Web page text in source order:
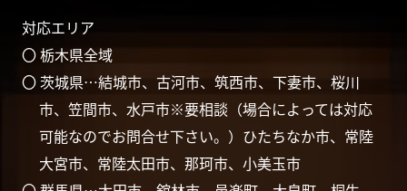
対応エリア
〇 栃木県全域
〇 茨城県…結城市、古河市、筑西市、下妻市、桜川
市、笠間市、水戸市※要相談（場合によっては対応
可能なのでお問合せ下さい。）ひたちなか市、常陸
大宮市、常陸太田市、那珂市、小美玉市